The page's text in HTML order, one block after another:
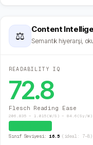
⚖
Content
Semantik hiyerarşi,
READABILITY IQ
72.8
Flesch Reading Ease
206.835 − 1.015(W/S) − 84.6(Sy/W)
Sınıf Seviyesi: 16.5(ideal: 7–8)